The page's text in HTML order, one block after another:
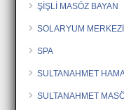
ŞİŞLİ MASÖZ BAYAN
SOLARYUM MERKEZİ
SPA
SULTANAHMET
SULTANAHMET